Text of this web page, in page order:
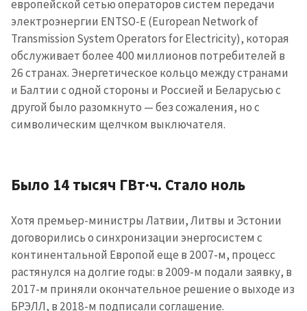
европейской сетью операторов систем передачи
электроэнергии ENTSO-E (European Network of
Transmission System Operators for Electricity), которая
обслуживает более 400 миллионов потребителей в
26 странах. Энергетическое кольцо между странами
и Балтии с одной стороны и Россией и Беларусью с
другой было разомкнуто — без сожаления, но с
символическим щелчком выключателя.
Было 14 тысяч ГВт·ч. Стало ноль
Хотя премьер-министры Латвии, Литвы и Эстонии
договорились о синхронизации энергосистем с
континентальной Европой еще в 2007-м, процесс
растянулся на долгие годы: в 2009-м подали заявку, в
2017-м приняли окончательное решение о выходе из
БРЭЛЛ, в 2018-м подписали соглашение.